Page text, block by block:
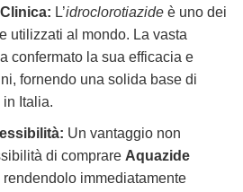
L’idroclorotiazideè uno dei
utilizzati al mondo. La vasta
confermato la sua efficacia e
fornendo una solida base di
Italia.
Un vantaggio non
di comprare Aquazide
immediatamente